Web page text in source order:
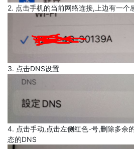
2. 点击手机的当前网络连接,上边有一个
3. 点击DNS设置
4. 点击手动,点击左侧红色-号,删除多余
态的DNS